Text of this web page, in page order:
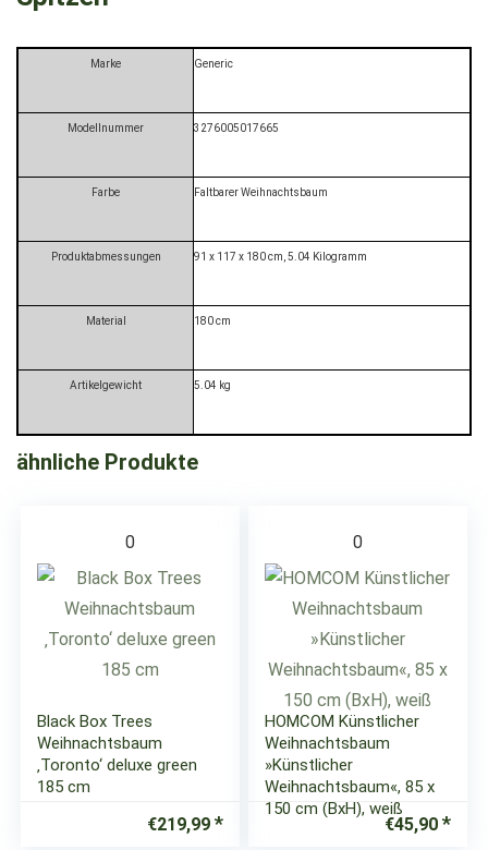
Marke ‎Generic
Modellnummer ‎3276005017665
Farbe ‎Faltbarer Weihnachtsbaum
Produktabmessungen ‎91 x 117 x 180 cm, 5.04 Kilogramm
Material ‎180 cm
Artikelgewicht ‎5.04 kg
ähnliche Produkte
0
Black Box Trees
Weihnachtsbaum
‚Toronto‘ deluxe green
185 cm
€219,99
0
HOMCOM Künstlicher
Weihnachtsbaum
»Künstlicher
Weihnachtsbaum«, 85 x
150 cm (BxH), weiß
€45,90